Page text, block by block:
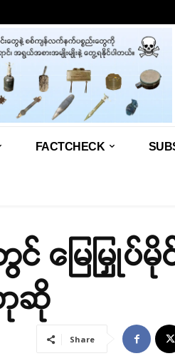
FACTCHECK
မြေမြှုပ်မို
ဟုဆို
Share